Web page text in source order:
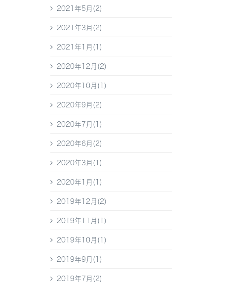
2021年5月(2)
2021年3月(2)
2021年1月(1)
2020年12月(2)
2020年10月(1)
2020年9月(2)
2020年7月(1)
2020年6月(2)
2020年3月(1)
2020年1月(1)
2019年12月(2)
2019年11月(1)
2019年10月(1)
2019年9月(1)
2019年7月(2)